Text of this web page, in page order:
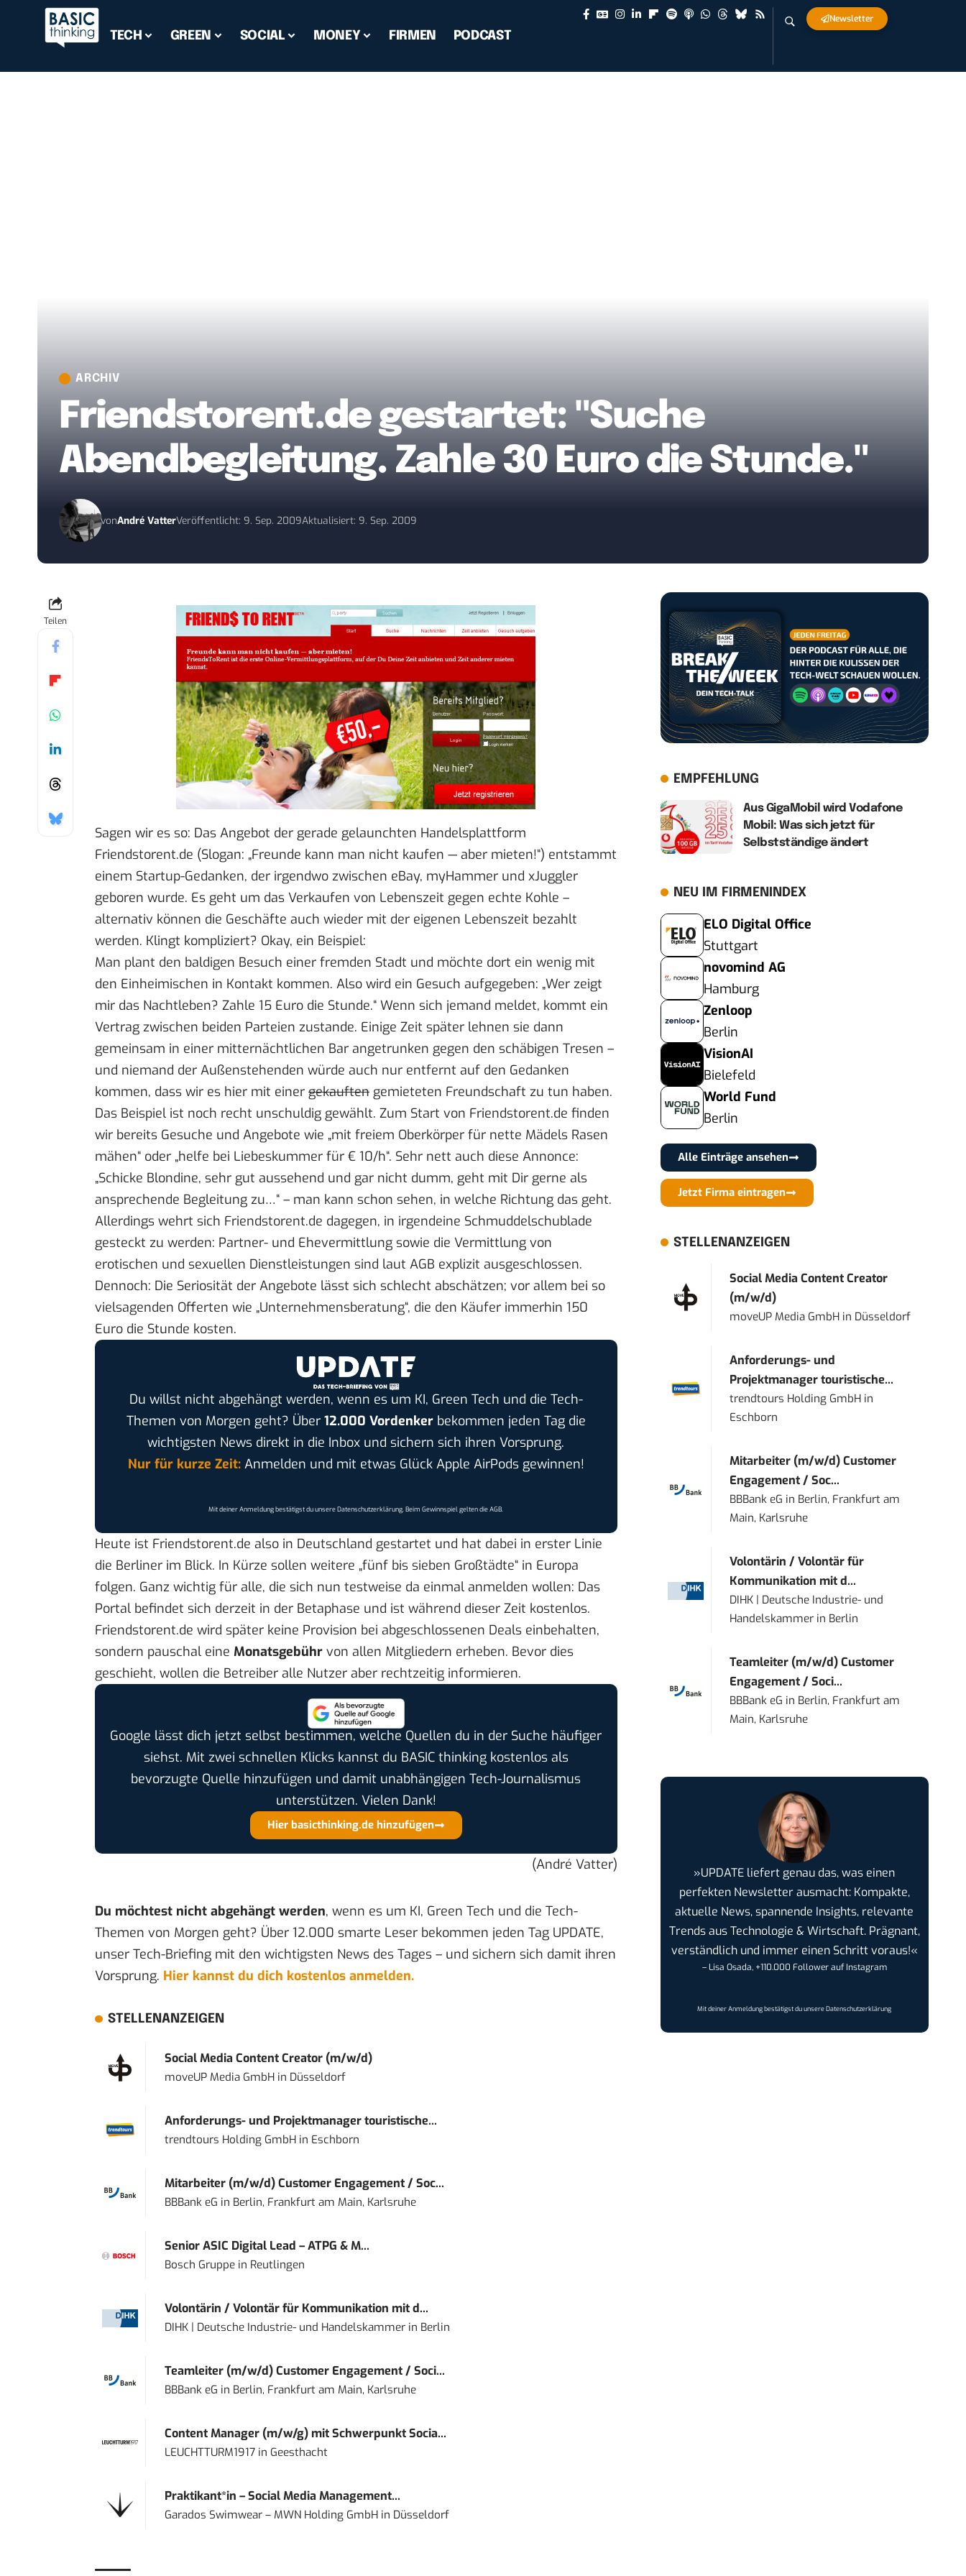
TECH GREEN SOCIAL MONEY FIRMEN PODCAST
Newsletter
ARCHIV
Friendstorent.de gestartet: "Suche
Abendbegleitung. Zahle 30 Euro die Stunde."
vonAndré VatterVeröffentlicht: 9. Sep. 2009Aktualisiert: 9. Sep. 2009
Teilen
Sagen wir es so: Das Angebot der gerade gelaunchten Handelsplattform
Friendstorent.de (Slogan: „Freunde kann man nicht kaufen — aber mieten!“) entstammt
einem Startup-Gedanken, der irgendwo zwischen eBay, myHammer und xJuggler
geboren wurde. Es geht um das Verkaufen von Lebenszeit gegen echte Kohle –
alternativ können die Geschäfte auch wieder mit der eigenen Lebenszeit bezahlt
werden. Klingt kompliziert? Okay, ein Beispiel:
Man plant den baldigen Besuch einer fremden Stadt und möchte dort ein wenig mit
den Einheimischen in Kontakt kommen. Also wird ein Gesuch aufgegeben: „Wer zeigt
mir das Nachtleben? Zahle 15 Euro die Stunde.“ Wenn sich jemand meldet, kommt ein
Vertrag zwischen beiden Parteien zustande. Einige Zeit später lehnen sie dann
gemeinsam in einer mitternächtlichen Bar angetrunken gegen den schäbigen Tresen –
und niemand der Außenstehenden würde auch nur entfernt auf den Gedanken
kommen, dass wir es hier mit einer gekauften gemieteten Freundschaft zu tun haben.
Das Beispiel ist noch recht unschuldig gewählt. Zum Start von Friendstorent.de finden
wir bereits Gesuche und Angebote wie „mit freiem Oberkörper für nette Mädels Rasen
mähen“ oder „helfe bei Liebeskummer für € 10/h“. Sehr nett auch diese Annonce:
„Schicke Blondine, sehr gut aussehend und gar nicht dumm, geht mit Dir gerne als
ansprechende Begleitung zu…“ – man kann schon sehen, in welche Richtung das geht.
Allerdings wehrt sich Friendstorent.de dagegen, in irgendeine Schmuddelschublade
gesteckt zu werden: Partner- und Ehevermittlung sowie die Vermittlung von
erotischen und sexuellen Dienstleistungen sind laut AGB explizit ausgeschlossen.
Dennoch: Die Seriosität der Angebote lässt sich schlecht abschätzen; vor allem bei so
vielsagenden Offerten wie „Unternehmensberatung“, die den Käufer immerhin 150
Euro die Stunde kosten.
Du willst nicht abgehängt werden, wenn es um KI, Green Tech und die Tech-
Themen von Morgen geht? Über 12.000 Vordenkerbekommen jeden Tag die
wichtigsten News direkt in die Inbox und sichern sich ihren Vorsprung.
Nur für kurze Zeit:Anmelden und mit etwas Glück Apple AirPods gewinnen!
Mit deiner Anmeldung bestätigst du unsereDatenschutzerklärung. Beim Gewinnspiel gelten dieAGB.
Heute ist Friendstorent.de also in Deutschland gestartet und hat dabei in erster Linie
die Berliner im Blick. In Kürze sollen weitere „fünf bis sieben Großtädte“ in Europa
folgen. Ganz wichtig für alle, die sich nun testweise da einmal anmelden wollen: Das
Portal befindet sich derzeit in der Betaphase und ist während dieser Zeit kostenlos.
Friendstorent.de wird später keine Provision bei abgeschlossenen Deals einbehalten,
sondern pauschal eine Monatsgebühr von allen Mitgliedern erheben. Bevor dies
geschieht, wollen die Betreiber alle Nutzer aber rechtzeitig informieren.
Google lässt dich jetzt selbst bestimmen, welche Quellen du in der Suche häufiger
siehst. Mit zwei schnellen Klicks kannst du BASIC thinking kostenlos als
bevorzugte Quelle hinzufügen und damit unabhängigen Tech-Journalismus
unterstützen. Vielen Dank!
Hier basicthinking.de hinzufügen
(André Vatter)
Du möchtest nicht abgehängt werden, wenn es um KI, Green Tech und die Tech-
Themen von Morgen geht? Über 12.000 smarte Leser bekommen jeden Tag UPDATE,
unser Tech-Briefing mit den wichtigsten News des Tages – und sichern sich damit ihren
Vorsprung. Hier kannst du dich kostenlos anmelden.
STELLENANZEIGEN
Social Media Content Creator (m/w/d)
moveUP Media GmbHin Düsseldorf
Anforderungs- und Projektmanager touristische...
trendtours Holding GmbHin Eschborn
Mitarbeiter (m/w/d) Customer Engagement / Soc...
BBBank eG in Berlin, Frankfurt am Main, Karlsruhe
Senior ASIC Digital Lead – ATPG & M...
Bosch Gruppein Reutlingen
Volontärin / Volontär für Kommunikation mit d...
DIHK | Deutsche Industrie- und Handelskammerin Berlin
Teamleiter (m/w/d) Customer Engagement / Soci...
BBBank eG in Berlin, Frankfurt am Main, Karlsruhe
Content Manager (m/w/g) mit Schwerpunkt Socia...
LEUCHTTURM1917in Geesthacht
Praktikant*in – Social Media Management...
Garados Swimwear – MWN Holding GmbHin Düsseldorf
EMPFEHLUNG
Aus GigaMobil wird Vodafone
Mobil: Was sich jetzt für
Selbstständige ändert
NEU IM FIRMENINDEX
ELO Digital Office
Stuttgart
novomind AG
Hamburg
Zenloop
Berlin
VisionAI
Bielefeld
World Fund
Berlin
Alle Einträge ansehen
Jetzt Firma eintragen
STELLENANZEIGEN
Social Media Content Creator
(m/w/d)
moveUP Media GmbH in Düsseldorf
Anforderungs- und
Projektmanager touristische...
trendtours Holding GmbH in
Eschborn
Mitarbeiter (m/w/d) Customer
Engagement / Soc...
BBBank eG in Berlin, Frankfurt am
Main, Karlsruhe
Volontärin / Volontär für
Kommunikation mit d...
DIHK | Deutsche Industrie- und
Handelskammer in Berlin
Teamleiter (m/w/d) Customer
Engagement / Soci...
BBBank eG in Berlin, Frankfurt am
Main, Karlsruhe
»UPDATE liefert genau das, was einen
perfekten Newsletter ausmacht: Kompakte,
aktuelle News, spannende Insights, relevante
Trends aus Technologie & Wirtschaft. Prägnant,
verständlich und immer einen Schritt voraus!«
– Lisa Osada, +110.000 Follower auf Instagram
Mit deiner Anmeldung bestätigst du unsereDatenschutzerklärung